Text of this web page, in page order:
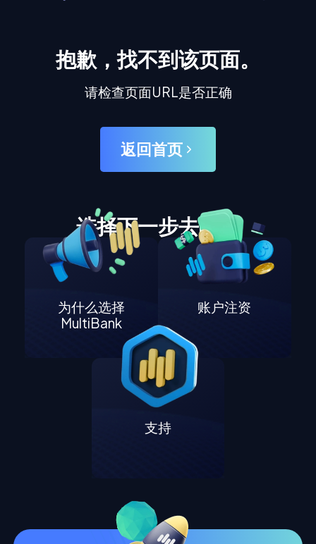
抱歉，找不到该页面。
请检查页面URL是否正确
返回首页
选择下一步去哪里
为什么选择
MultiBank
账户注资
支持